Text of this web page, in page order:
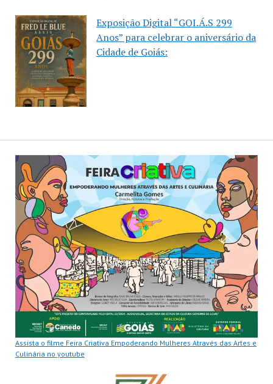
Exposição Digital “GOI.Á.S 299
Anos” para celebrar o aniversário da
Cidade de Goiás:
Assista o filme Feira Criativa Empoderando Mulheres Através das Artes e
Culinária no youtube